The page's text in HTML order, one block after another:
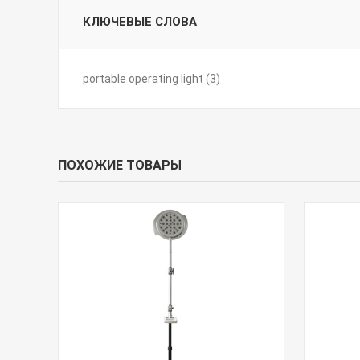
КЛЮЧЕВЫЕ СЛОВА
portable operating light (3)
ПОХОЖИЕ ТОВАРЫ